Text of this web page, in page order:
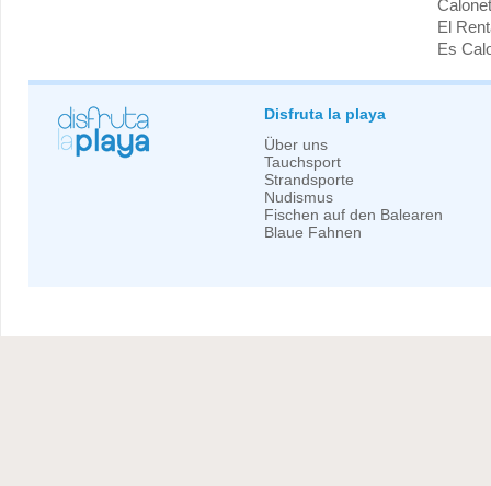
El
Es
Disfruta la playa
Über uns
Tauchsport
Strandsporte
Nudismus
Fischen auf den Balearen
Blaue Fahnen